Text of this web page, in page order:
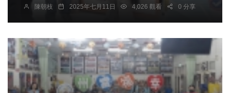
陳朝枝 2025年七月11日 4,026 觀看 0 分享